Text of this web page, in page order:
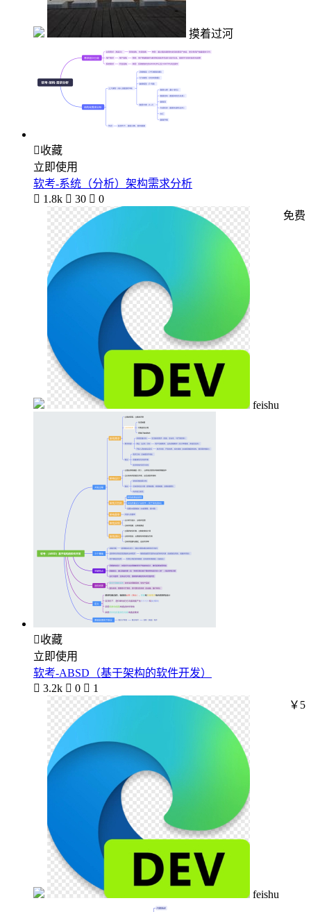
摸着过河
收藏
立即使用
软考-系统（分析）架构需求分析
 1.8k  30  0
feishu
免费
收藏
立即使用
软考-ABSD（基于架构的软件开发）
 3.2k  0  1
feishu
￥5